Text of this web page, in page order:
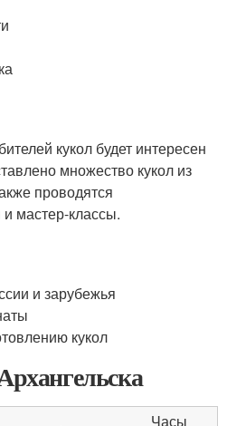
кукол будет интересен
множество кукол из
проводятся
мастер-классы.
и зарубежья
кукол
Часы